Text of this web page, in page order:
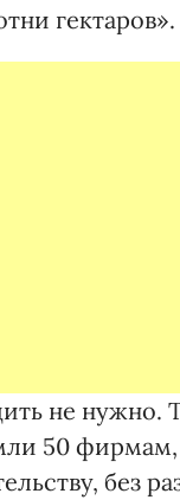
гектаров».
не нужно.
50
без